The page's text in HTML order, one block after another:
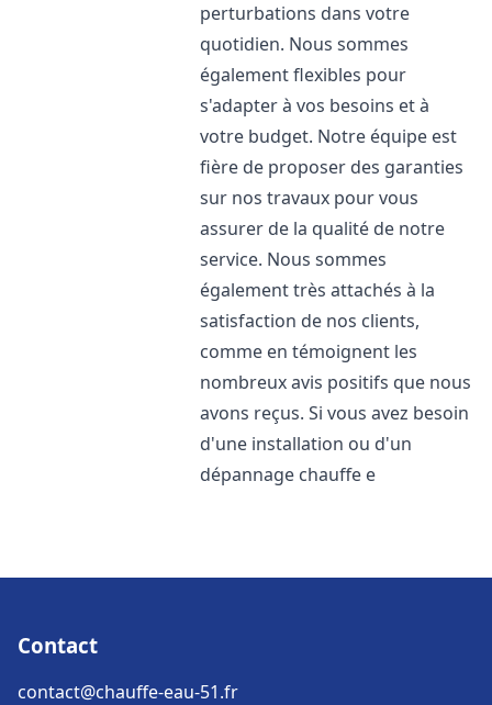
perturbations dans votre
quotidien. Nous sommes
également flexibles pour
s'adapter à vos besoins et à
votre budget. Notre équipe est
fière de proposer des garanties
sur nos travaux pour vous
assurer de la qualité de notre
service. Nous sommes
également très attachés à la
satisfaction de nos clients,
comme en témoignent les
nombreux avis positifs que nous
avons reçus. Si vous avez besoin
d'une installation ou d'un
dépannage chauffe e
Contact
contact@chauffe-eau-51.fr